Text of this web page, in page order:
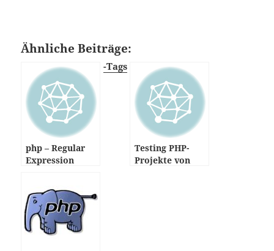
Ähnliche Beiträge:
php – Regular
Expression
-Tags
Testing PHP-
Projekte von